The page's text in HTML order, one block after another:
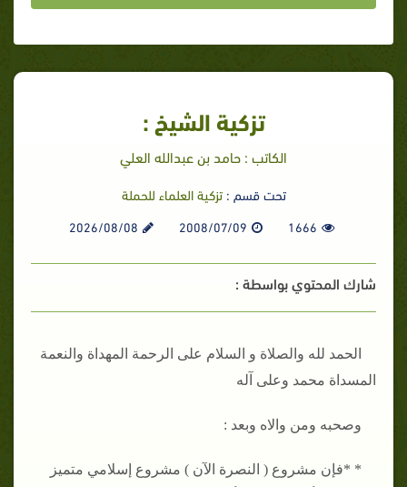
تزكية الشيخ :
الكاتب : حامد بن عبدالله العلي
تحت قسم :تزكية العلماء للحملة
1666
2008/07/09
2026/08/08
شارك المحتوي بواسطة :
الحمد لله والصلاة و السلام على الرحمة المهداة والنعمة
المسداة محمد وعلى آله
وصحبه ومن والاه وبعد :
* *فإن مشروع ( النصرة الآن ) مشروع إسلامي متميز